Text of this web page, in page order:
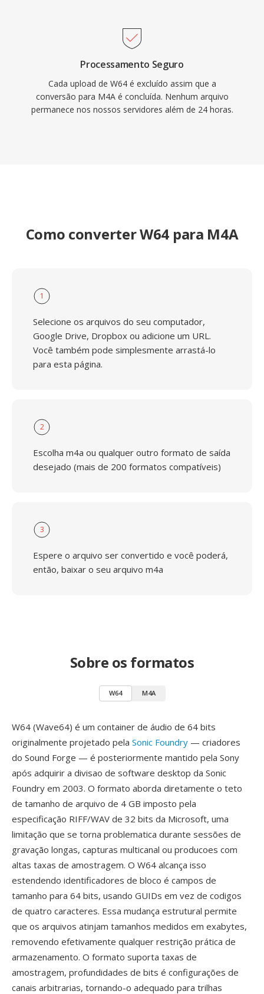
Processamento Seguro
Cada upload de W64 é excluído assim que a
conversão para M4A é concluída. Nenhum arquivo
permanece nos nossos servidores além de 24 horas.
Como converter W64 para M4A
1
Selecione os arquivos do seu computador,
Google Drive, Dropbox ou adicione um URL.
Você também pode simplesmente arrastá-lo
para esta página.
2
Escolha m4a ou qualquer outro formato de saída
desejado (mais de 200 formatos compatíveis)
3
Espere o arquivo ser convertido e você poderá,
então, baixar o seu arquivo m4a
Sobre os formatos
W64 M4A
W64 (Wave64) é um container de áudio de 64 bits
originalmente projetado pela Sonic Foundry — criadores
do Sound Forge — é posteriormente mantido pela Sony
após adquirir a divisao de software desktop da Sonic
Foundry em 2003. O formato aborda diretamente o teto
de tamanho de arquivo de 4 GB imposto pela
especificação RIFF/WAV de 32 bits da Microsoft, uma
limitação que se torna problematica durante sessões de
gravação longas, capturas multicanal ou producoes com
altas taxas de amostragem. O W64 alcança isso
estendendo identificadores de bloco é campos de
tamanho para 64 bits, usando GUIDs em vez de codigos
de quatro caracteres. Essa mudança estrutural permite
que os arquivos atinjam tamanhos medidos em exabytes,
removendo efetivamente qualquer restrição prática de
armazenamento. O formato suporta taxas de
amostragem, profundidades de bits é configurações de
canais arbitrarias, tornando-o adequado para trilhas